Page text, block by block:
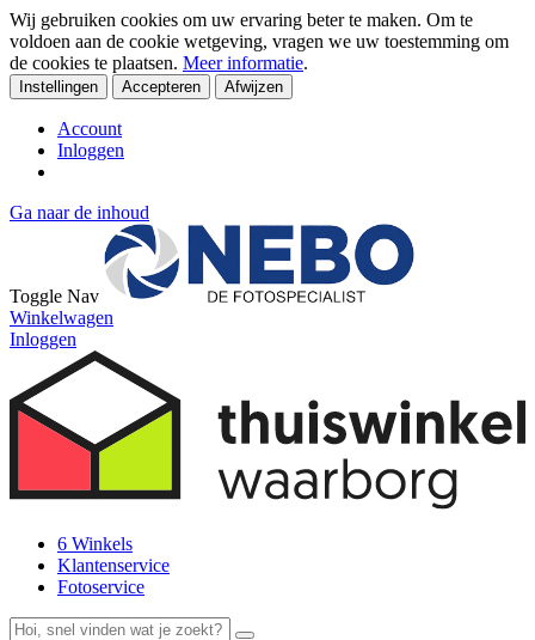
Wij gebruiken cookies om uw ervaring beter te maken. Om te
voldoen aan de cookie wetgeving, vragen we uw toestemming om
de cookies te plaatsen. Meer informatie.
Instellingen Accepteren Afwijzen
Account
Inloggen
Ga naar de inhoud
Toggle Nav
Winkelwagen
Inloggen
6 Winkels
Klantenservice
Fotoservice